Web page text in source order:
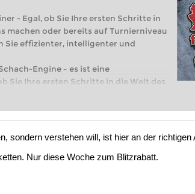
- Egal, ob Sie Ihre ersten Schritte in
machen oder bereits auf Turnierniveau
Sie effizienter, intelligenter und
Engine – es ist eine
Sie Ihre ersten Schritte in die Welt des
bereits auf Turnierniveau spielen: Mit
sondern verstehen will, ist hier an der richtigen
Nur diese Woche zum Blitzrabatt.